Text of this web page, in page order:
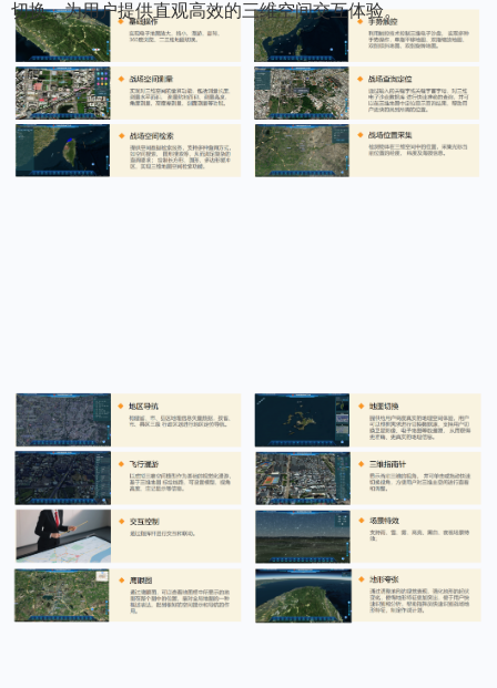
切换，为用户提供直观高效的三维空间交互体验。